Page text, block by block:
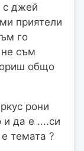
с джей
приятели
го
съм
общо
рони
да е ....си
темата ?